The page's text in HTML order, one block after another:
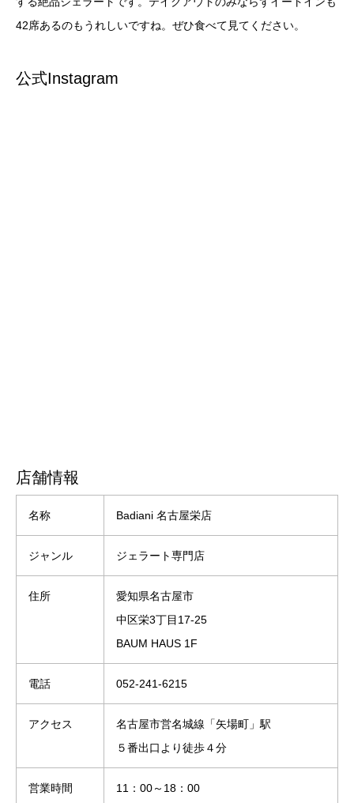
42席あるのもうれしいですね。ぜひ食べて見てください。
公式Instagram
店舗情報
名称 Badiani 名古屋栄店
ジャンル ジェラート専門店
住所
愛知県名古屋市
中区栄3丁目17-25
BAUM HAUS 1F
電話 052-241-6215
アクセス
名古屋市営名城線「矢場町」駅
５番出口より徒歩４分
営業時間 11：00～18：00